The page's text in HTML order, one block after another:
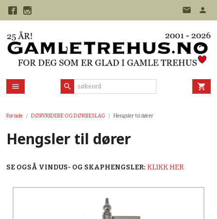
Forside DØRVRIDERE OG DØRBESLAG Hengsler til dører
Hengsler til dører
SE OGSÅ VINDUS- OG SKAPHENGSLER: KLIKK HER